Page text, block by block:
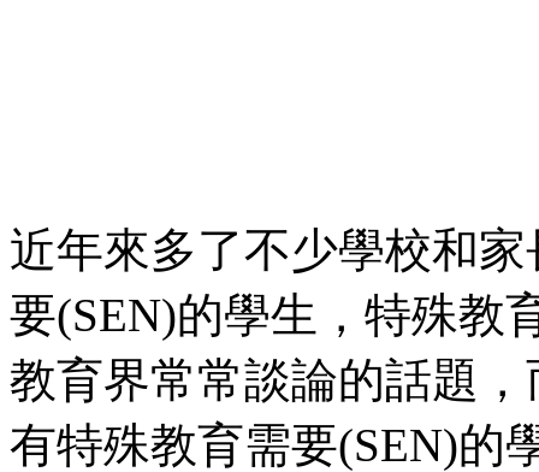
近年來多了不少學校和
要(SEN)的學生，特殊教
教育界常常談論的話題
有特殊教育需要(SEN)的